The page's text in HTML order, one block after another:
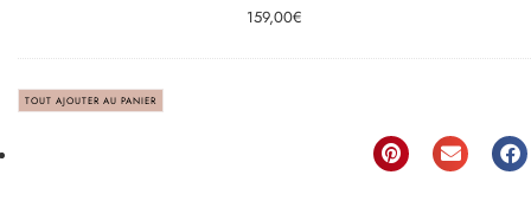
159,00€
TOUT AJOUTER AU PANIER